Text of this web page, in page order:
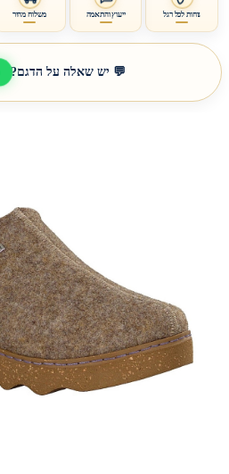
נוחות לכל רגל ייעוץ והתאמה משלוח מהיר
💬 יש שאלה על הדגם?